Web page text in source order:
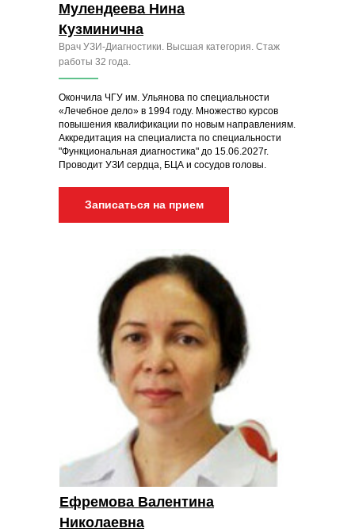
Ефремова Валентина
Николаевна
Врач УЗИ-Диагностики. Высшая категория. Стаж
работы 32 года.
Мулендеева Нина
Кузминична
Окончила ЧГУ им. Ульянова по специальности
«Лечебное дело» в 1994 году. Множество курсов
повышения квалификации по новым направлениям.
Аккредитация на специалиста по специальности
"Функциональная диагностика" до 15.06.2027г.
Проводит УЗИ сердца, БЦА и сосудов головы.
Записаться на прием